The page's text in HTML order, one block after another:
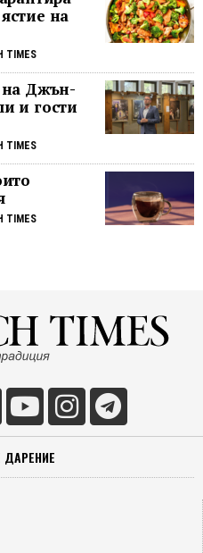
на
и
на
към
четири
на обществото личност.
на
TIMES
на Джън-
и гости
TIMES
TIMES
ДАРЕНИЕ